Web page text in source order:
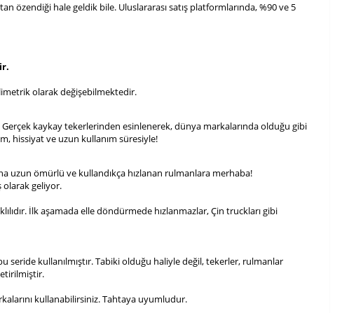
özendiği hale geldik bile. Uluslararası satış platformlarında, %90 ve 5
olarak değişebilmektedir.
kaykay tekerlerinden esinlenerek, dünya markalarında olduğu gibi
hissiyat ve uzun kullanım süresiyle!
uzun ömürlü ve kullandıkça hızlanan rulmanlara merhaba!
olarak geliyor.
İlk aşamada elle döndürmede hızlanmazlar, Çin truckları gibi
seride kullanılmıştır. Tabiki olduğu haliyle değil, tekerler, rulmanlar
kullanabilirsiniz. Tahtaya uyumludur.